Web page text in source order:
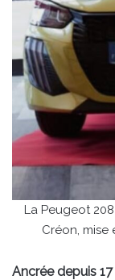
La Peugeot
Créon, mise
Ancrée depuis